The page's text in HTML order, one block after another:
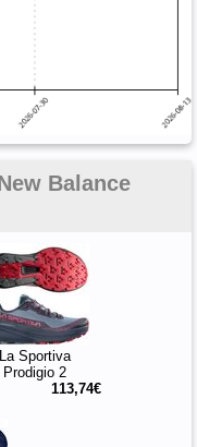
Balance
La Sportiva
Prodigio 2
113,74€